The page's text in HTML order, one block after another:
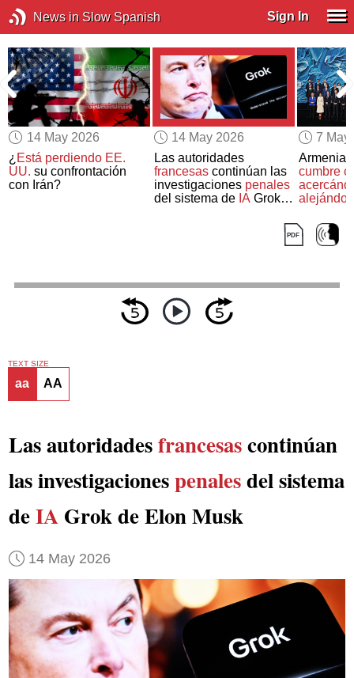
News in Slow Spanish Sign In
14 May 2026
¿Está perdiendo EE.
UU. su confrontación
con Irán?
14 May 2026
Las autoridades
francesascontinúan las
investigaciones penales
del sistema de IAGrok
7 May
Armenia
cumbre
TEXT SIZE
aa AA
Las autoridadesfrancesascontinúan
las investigacionespenalesdel sistema
deIAGrok de Elon Musk
14 May 2026